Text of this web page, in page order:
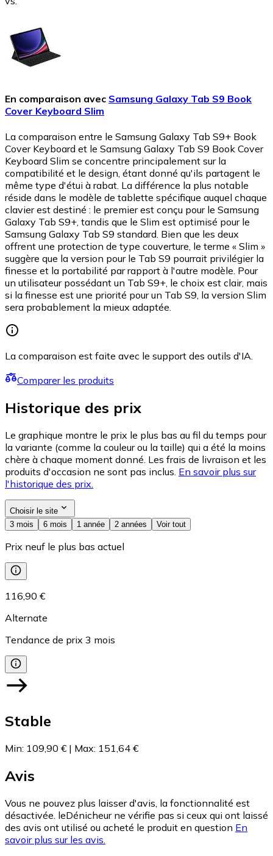
En comparaison avec Samsung Galaxy Tab S9 Book
Cover Keyboard Slim
La comparaison entre le Samsung Galaxy Tab S9+ Book
Cover Keyboard et le Samsung Galaxy Tab S9 Book Cover
Keyboard Slim se concentre principalement sur la
compatibilité et le design, étant donné qu'ils partagent le
même type d'étui à rabat. La différence la plus notable
réside dans le modèle de tablette spécifique auquel chaque
clavier est destiné : le premier est conçu pour le Samsung
Galaxy Tab S9+, tandis que le Slim est optimisé pour le
Samsung Galaxy Tab S9 standard. Bien que les deux
offrent une protection de type couverture, le terme « Slim »
suggère que la version pour le Tab S9 pourrait privilégier la
finesse et la portabilité par rapport à l'autre modèle. Pour
un utilisateur possédant un Tab S9+, le choix est clair, mais
si la finesse est une priorité pour un Tab S9, la version Slim
sera probablement la mieux adaptée.
La comparaison est faite avec le support des outils d'IA.
Comparer les produits
Historique des prix
Le graphique montre le prix le plus bas au fil du temps pour
la variante (comme la couleur ou la taille) qui a été la moins
chère à chaque moment donné. Les frais de livraison et les
produits d'occasion ne sont pas inclus. En savoir plus sur
l'historique des prix.
Choisir le site
3 mois
6 mois 1 année 2 années Voir tout
Prix neuf le plus bas actuel
116,90 €
Alternate
Tendance de prix 3 mois
Stable
Min: 109,90 € | Max: 151,64 €
Avis
Vous ne pouvez plus laisser d'avis, la fonctionnalité est
désactivée. leDénicheur ne vérifie pas si ceux qui ont laissé
des avis ont utilisé ou acheté le produit en question En
savoir plus sur les avis.